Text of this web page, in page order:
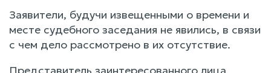
Заявители, будучи извещенными о времени и
месте судебного заседания не явились, в связи
с чем дело рассмотрено в их отсутствие.
Представитель заинтересованного лица